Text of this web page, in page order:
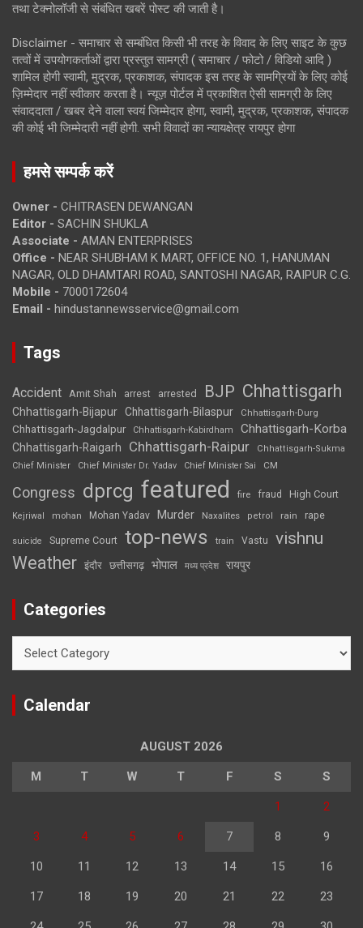
तथा टेक्नोलॉजी से संबंधित खबरें पोस्ट की जाती है।
Disclaimer - समाचार से सम्बंधित किसी भी तरह के विवाद के लिए साइट के कुछ
तत्वों में उपयोगकर्ताओं द्वारा प्रस्तुत सामग्री ( समाचार / फोटो / विडियो आदि )
शामिल होगी स्वामी, मुद्रक, प्रकाशक, संपादक इस तरह के सामग्रियों के लिए कोई
ज़िम्मेदार नहीं स्वीकार करता है। न्यूज़ पोर्टल में प्रकाशित ऐसी सामग्री के लिए
संवाददाता / खबर देने वाला स्वयं जिम्मेदार होगा, स्वामी, मुद्रक, प्रकाशक, संपादक
की कोई भी जिम्मेदारी नहीं होगी. सभी विवादों का न्यायक्षेत्र रायपुर होगा
हमसे सम्पर्क करें
Owner - CHITRASEN DEWANGAN
Editor - SACHIN SHUKLA
Associate - AMAN ENTERPRISES
Office - NEAR SHUBHAM K MART, OFFICE NO. 1, HANUMAN
NAGAR, OLD DHAMTARI ROAD, SANTOSHI NAGAR, RAIPUR C.G.
Mobile - 7000172604
Email - hindustannewsservice@gmail.com
Tags
Accident Amit Shah arrest arrested BJP Chhattisgarh
Chhattisgarh-Bijapur Chhattisgarh-Bilaspur Chhattisgarh-Durg
Chhattisgarh-Jagdalpur Chhattisgarh-Kabirdham Chhattisgarh-Korba
Chhattisgarh-Raigarh Chhattisgarh-Raipur
Chhattisgarh-Sukma
Chief Minister
Chief Minister Dr. Yadav Chief Minister Sai CM
Congress dprcg featured fire fraud High Court
Kejriwal mohan Mohan Yadav Murder Naxalites petrol rain rape
suicide Supreme Court top-news train Vastu vishnu
Weather इंदौर छत्तीसगढ़ भोपाल मध्य प्रदेश रायपुर
Categories
Calendar
AUGUST 2026
M T W T F S S
1 2
3 4 5 6 7 8 9
10 11 12 13 14 15 16
17 18 19 20 21 22 23